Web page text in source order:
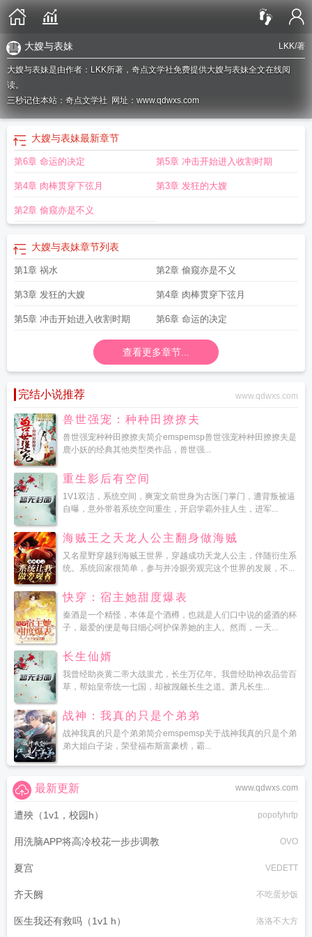
LKK/著
大嫂与表妹
大嫂与表妹是由作者：LKK所著，奇点文学社免费提供大嫂与表妹全文在线阅
读。
三秒记住本站：奇点文学社 网址：www.qdwxs.com
大嫂与表妹最新章节
第6章 命运的决定 第5章 冲击开始进入收割时期
第4章 肉棒贯穿下弦月 第3章 发狂的大嫂
第2章 偷窥亦是不义
大嫂与表妹章节列表
第1章 祸水 第2章 偷窥亦是不义
第3章 发狂的大嫂 第4章 肉棒贯穿下弦月
第5章 冲击开始进入收割时期 第6章 命运的决定
查看更多章节...
完结小说推荐 www.qdwxs.com
兽世强宠：种种田撩撩夫
兽世强宠种种田撩撩夫简介emspemsp兽世强宠种种田撩撩夫是
鹿小妖的经典其他类型类作品，兽世强...
重生影后有空间
1V1双洁，系统空间，爽宠文前世身为古医门掌门，遭背叛被逼
自曝，意外带着系统空间重生，开启学霸外挂人生，进军...
海贼王之天龙人公主翻身做海贼
又名星野穿越到海贼王世界，穿越成功天龙人公主，伴随衍生系
统。系统回家很简单，参与并冷眼旁观完这个世界的发展，不...
快穿：宿主她甜度爆表
秦酒是一个精怪，本体是个酒樽，也就是人们口中说的盛酒的杯
子，最爱的便是每日细心呵护保养她的主人。然而，一天...
长生仙婿
我曾经助炎黄二帝大战蚩尤，长生万亿年。我曾经助神农品尝百
草，帮始皇帝统一七国，却被觊觎长生之道。萧凡长生...
战神：我真的只是个弟弟
战神我真的只是个弟弟简介emspemsp关于战神我真的只是个弟
弟大姐白子柒，荣登福布斯富豪榜，霸...
www.qdwxs.com
最新更新
遭殃（1v1，校园h） popofyhrfp
用洗脑APP将高冷校花一步步调教 OVO
夏宫 VEDETT
齐天阙 不吃蛋炒饭
医生我还有救吗（1v1 h） 洛洛不大方